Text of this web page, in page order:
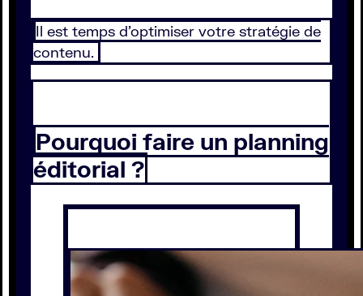
Il est temps d’optimiser votre stratégie de
contenu.
Pourquoi faire un planning
éditorial ?